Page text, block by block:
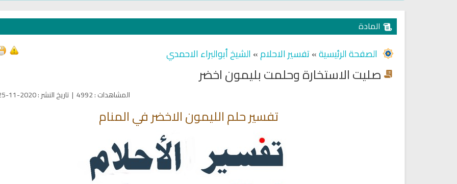
المادة
الصفحة الرئيسية»تفسير الاحلام»الشيخ أبوالبراء الاحمدي
صليت الاستخارة وحلمت بليمون اخضر
المشاهدات:
4992
| تاريخ النشر:
2020-11-25
تفسير حلم الليمون الاخضر في المنام